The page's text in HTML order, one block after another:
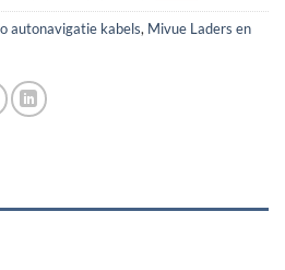
autonavigatie kabels, Mivue Laders en